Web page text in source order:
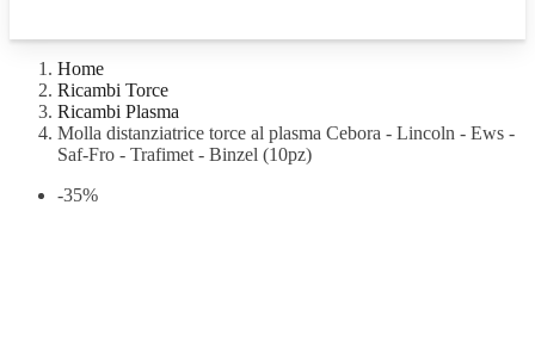
Home
Ricambi Torce
Ricambi Plasma
Molla distanziatrice torce al plasma Cebora - Lincoln - Ews -
Saf-Fro - Trafimet - Binzel (10pz)
-35%